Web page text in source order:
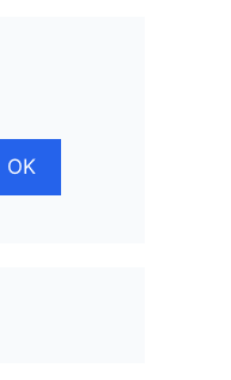
OK